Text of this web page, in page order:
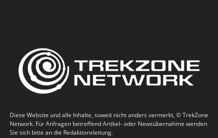
Diese Website und alle Inhalte, soweit nicht anders vermerkt, © TrekZone
Network. Für Anfragen betreffend Artikel- oder Newsübernahme wenden
Sie sich bitte an die Redaktionsleitung.